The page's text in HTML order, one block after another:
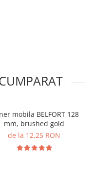
mobila BELFORT 128
mm, brushed gold
de la 12,25 RON